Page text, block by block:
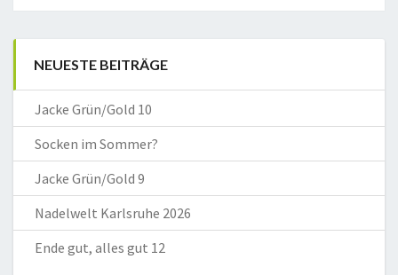
NEUESTE BEITRÄGE
Jacke Grün/Gold 10
Socken im Sommer?
Jacke Grün/Gold 9
Nadelwelt Karlsruhe 2026
Ende gut, alles gut 12